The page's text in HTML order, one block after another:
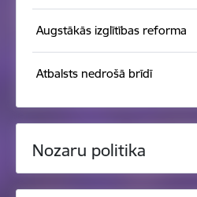
Augstākās izglītības reforma
Atbalsts nedrošā brīdī
Nozaru politika